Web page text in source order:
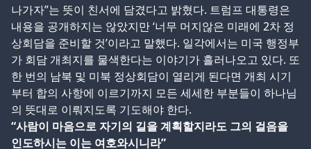
나가자”는 뜻이 친서에 담겼다고 밝혔다. 트럼프 대통령은
내용을 공개하지는 않았지만 ‘너무 머지않은 미래에 2차 정
상회담을 준비할 것’이라고 말했다. 일각에서는 미국 행정부
가 회담 개최지를 물색한다는 이야기가 흘러나오고 있다. 또
한 번의 남북 및 미북 정상회담이 열리게 된다면 개최 시기
부터 합의 사항에 이르기까지 모든 세세한 부분들이 하나님
의 뜻대로 이뤄지도록 기도해야 한다.
“사람이 마음으로 자기의 길을 계획할지라도 그의 걸음을
인도하시는 이는 여호와시니라”